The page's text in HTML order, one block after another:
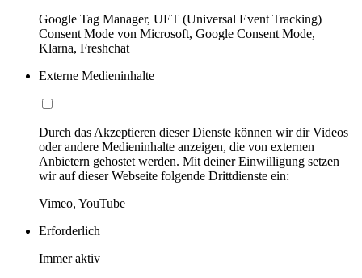
Google Tag Manager, UET (Universal Event Tracking)
Consent Mode von Microsoft, Google Consent Mode,
Klarna, Freshchat
Externe Medieninhalte
Durch das Akzeptieren dieser Dienste können wir dir Videos
oder andere Medieninhalte anzeigen, die von externen
Anbietern gehostet werden. Mit deiner Einwilligung setzen
wir auf dieser Webseite folgende Drittdienste ein:
Vimeo, YouTube
Erforderlich
Immer aktiv